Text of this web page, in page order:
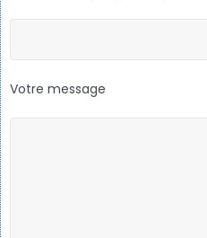
Votre message